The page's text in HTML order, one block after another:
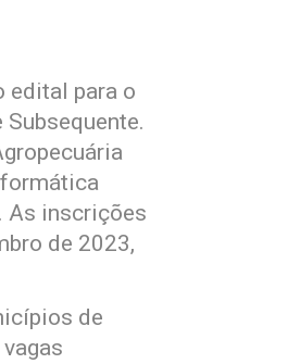
edital para o
As inscrições
de 2023,
de